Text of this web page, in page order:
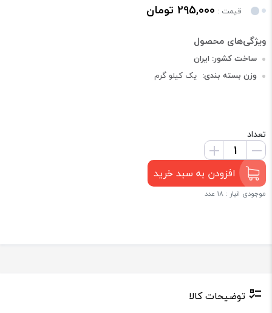
قیمت : 295,000 تومان
ساخت کشور: ایران
وزن بسته بندی: یک کیلو گرم
تعداد
افزودن به سبد خرید
موجودی انبار : 18 عدد
توضیحات کالا